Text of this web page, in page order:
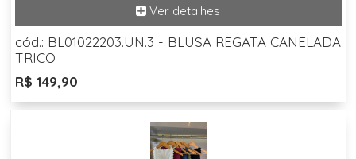
cód.: BL01022203.UN.3 - BLUSA REGATA CANELADA
TRICO
R$ 149,90